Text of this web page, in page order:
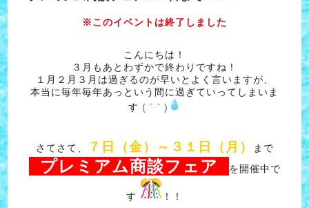
※このイベントは終了しました
こんにちは！
３月もあとわずかで終わりですね！
１月２月３月は過ぎるのが早いとよく言いますが、
本当に毎年毎年あっという間に過ぎていってしまいま
す ( ´｀)
さてさて、 ７日（金）～３１日（月） まで
プレミアム商談フェア を開催中で
す ！！